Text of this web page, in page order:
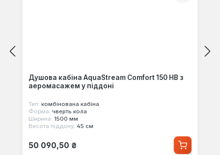
Душова кабіна AquaStream Comfort 150 HB з
аеромасажем у піддоні
Тип: комбінована кабіна
Форма: чверть кола
Ширина: 1500 мм
Висота піддону: 45 см
Звичайна ціна:
50 090,50 ₴